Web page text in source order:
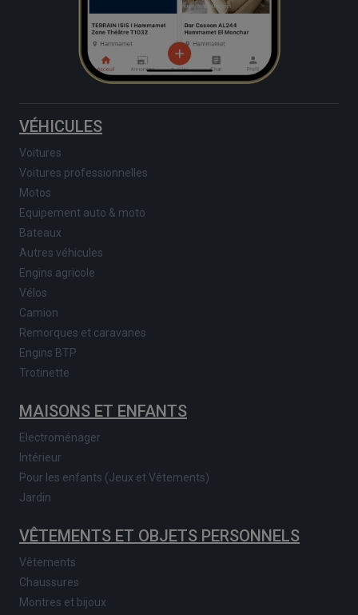
VÉHICULES
Voitures
Voitures professionnelles
Motos
Equipement auto & moto
Bateaux
Autres véhicules
Engins agricole
Vélos
Camion
Remorques et caravanes
Engins BTP
Trotinette
MAISONS ET ENFANTS
Electroménager
Intérieur
Pour les enfants (Jeux et Vêtements)
Jardin
VÊTEMENTS ET OBJETS PERSONNELS
Vêtements
Chaussures
Montres et bijoux